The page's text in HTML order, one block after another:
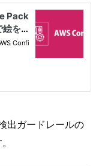
出ガードレールの